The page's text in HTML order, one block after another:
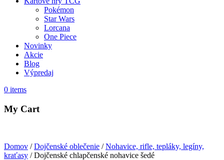
Pokémon
Star Wars
Lorcana
One Piece
Novinky
Akcie
Blog
Výpredaj
0 items
My Cart
Domov /Dojčenské oblečenie /Nohavice, rifle, tepláky, legíny,
kraťasy / Dojčenské chlapčenské nohavice šedé